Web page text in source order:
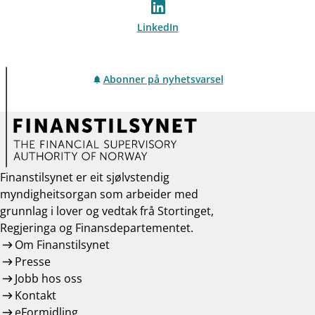
LinkedIn
Abonner på nyhetsvarsel
Finanstilsynet er eit sjølvstendig
myndigheitsorgan som arbeider med
grunnlag i lover og vedtak frå Stortinget,
Regjeringa og Finansdepartementet.
Om Finanstilsynet
Presse
Jobb hos oss
Kontakt